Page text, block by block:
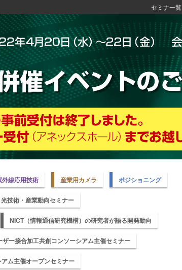
セミナ一覧
外線応用技術 産業用カメラ ポジショニング
技術・産業動向セミナー
NICT（情報通信研究機構）の研究者が語る開発動向
ザー接合加工共創コンソーシアム主催セミナー
ム主催オープンセミナー